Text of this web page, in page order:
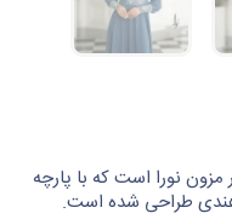
نورا است که با پارچه
طراحی شده است.